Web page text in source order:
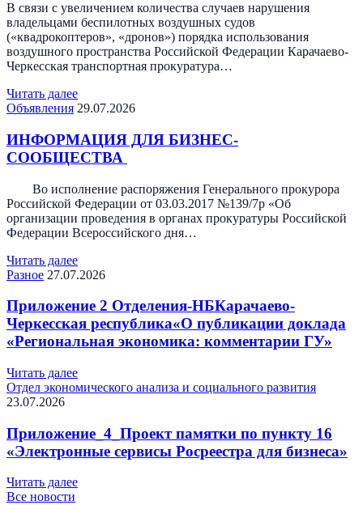
В связи с увеличением количества случаев нарушения
владельцами беспилотных воздушных судов
(«квадрокоптеров», «дронов») порядка использования
воздушного пространства Российской Федерации Карачаево-
Черкесская транспортная прокуратура…
Читать далее
Объявления 29.07.2026
ИНФОРМАЦИЯ ДЛЯ БИЗНЕС-
СООБЩЕСТВА
Во исполнение распоряжения Генерального прокурора
Российской Федерации от 03.03.2017 №139/7р «Об
организации проведения в органах прокуратуры Российской
Федерации Всероссийского дня…
Читать далее
Разное 27.07.2026
Приложение 2 Отделения-НБКарачаево-
Черкесская республика«О публикации доклада
«Региональная экономика: комментарии ГУ»
Читать далее
Отдел экономического анализа и социального развития
23.07.2026
Приложение_4_Проект памятки по пункту 16
«Электронные сервисы Росреестра для бизнеса»
Читать далее
Все новости